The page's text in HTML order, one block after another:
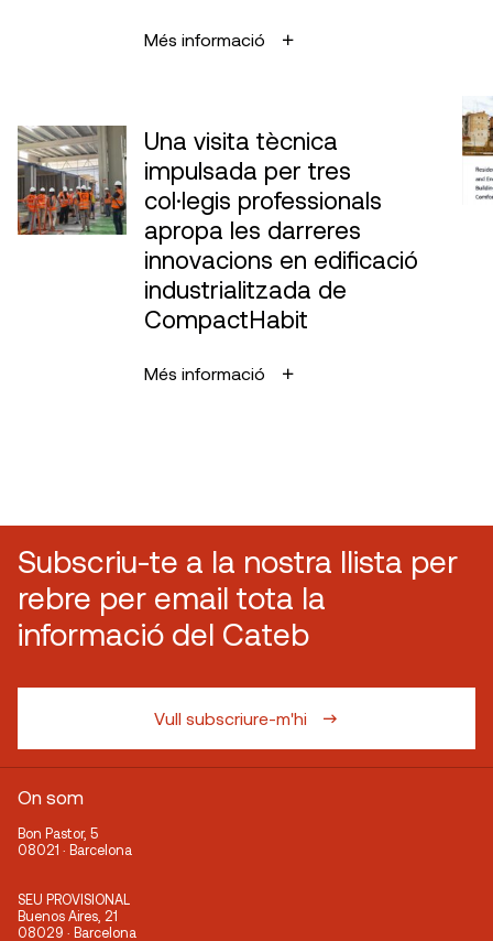
Més informació
Una visita tècnica
impulsada per tres
col·legis professionals
apropa les darreres
innovacions en edificació
industrialitzada de
CompactHabit
Més informació
Subscriu-te a la nostra llista per
rebre per email tota la
informació del Cateb
Vull subscriure-m'hi
On som
Bon Pastor, 5
08021 · Barcelona
SEU PROVISIONAL
Buenos Aires, 21
08029 · Barcelona